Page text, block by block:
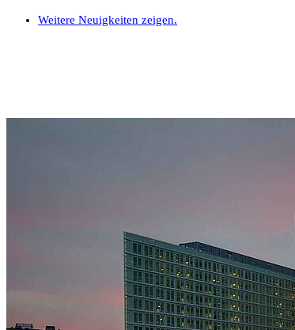
Weitere Neuigkeiten zeigen.